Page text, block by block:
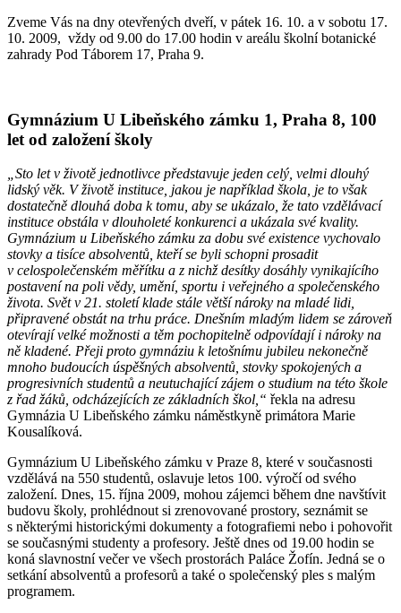
Zveme Vás na dny otevřených dveří, v pátek 16. 10. a v sobotu 17.
10. 2009, vždy od 9.00 do 17.00 hodin v areálu školní botanické
zahrady Pod Táborem 17, Praha 9.
Gymnázium U Libeňského zámku 1, Praha 8, 100
let od založení školy
„Sto let v životě jednotlivce představuje jeden celý, velmi dlouhý
lidský věk. V životě instituce, jakou je například škola, je to však
dostatečně dlouhá doba k tomu, aby se ukázalo, že tato vzdělávací
instituce obstála v dlouholeté konkurenci a ukázala své kvality.
Gymnázium u Libeňského zámku za dobu své existence vychovalo
stovky a tisíce absolventů, kteří se byli schopni prosadit
v celospolečenském měřítku a z nichž desítky dosáhly vynikajícího
postavení na poli vědy, umění, sportu i veřejného a společenského
života. Svět v 21. století klade stále větší nároky na mladé lidi,
připravené obstát na trhu práce. Dnešním mladým lidem se zároveň
otevírají velké možnosti a těm pochopitelně odpovídají i nároky na
ně kladené. Přeji proto gymnáziu k letošnímu jubileu nekonečně
mnoho budoucích úspěšných absolventů, stovky spokojených a
progresivních studentů a neutuchající zájem o studium na této škole
z řad žáků, odcházejících ze základních škol,“ řekla na adresu
Gymnázia U Libeňského zámku náměstkyně primátora Marie
Kousalíková.
Gymnázium U Libeňského zámku v Praze 8, které v současnosti
vzdělává na 550 studentů, oslavuje letos 100. výročí od svého
založení. Dnes, 15. října 2009, mohou zájemci během dne navštívit
budovu školy, prohlédnout si zrenovované prostory, seznámit se
s některými historickými dokumenty a fotografiemi nebo i pohovořit
se současnými studenty a profesory. Ještě dnes od 19.00 hodin se
koná slavnostní večer ve všech prostorách Paláce Žofín. Jedná se o
setkání absolventů a profesorů a také o společenský ples s malým
programem.